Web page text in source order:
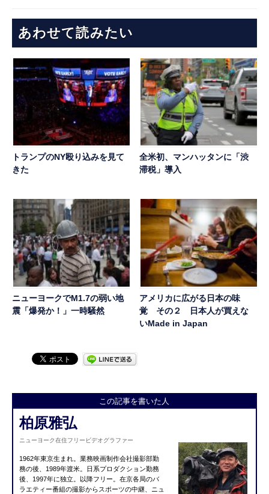
あわせて読みたい
トランプのNY殴り込みを見て
きた
全米初、マンハッタンに「渋
滞税」導入
ニューヨークでM1.7の弱い地
震「爆発か！」一時騒然
アメリカに広がる日本の味
覚 その２ 日本人が買えな
いMade in Japan
この記事を書いた人
柏原雅弘
ニューヨーク在住フリービデオグラファー
1962年東京生まれ。業務映画制作会社撮影部勤
務の後、1989年渡米。日系プロダクション勤務
後、1997年に独立。以降フリー。在京各局のバ
ラエティー番組の撮影からスポーツの中継、ニュ